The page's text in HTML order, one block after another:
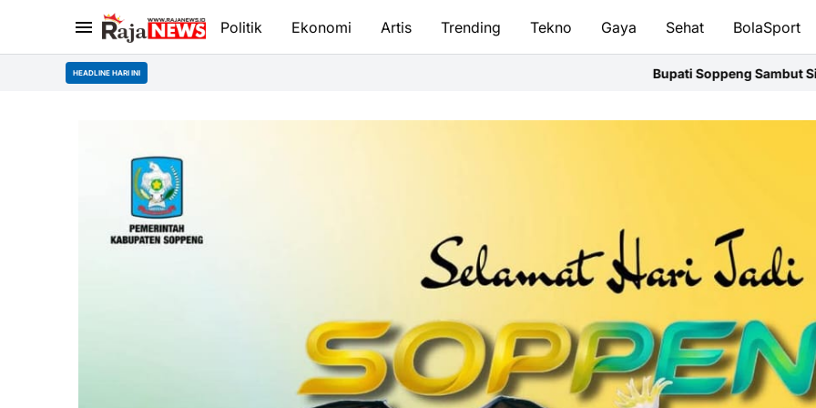
Politik Ekonomi Artis Trending Tekno Gaya Sehat BolaSport
HEADLINE HARI INI Bupati Soppeng Sambut Silaturahmi Kapolres,Perkuat